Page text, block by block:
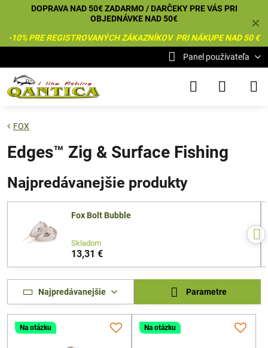
✕
DOPRAVA NAD 50€ ZADARMO / DARČEKY PRE VÁS PRI
OBJEDNÁVKE NAD 50€
-10% PRE REGISTROVANÝCH ZÁKAZNÍKOV PRI NÁKUPE NAD 50 €
Panel používateľa
FOX
Edges™ Zig & Surface Fishing
Najpredávanejšie produkty
Fox Bolt Bubble
Skladom
13,31 €
Najpredávanejšie Parametre
Na otázku Na otázku